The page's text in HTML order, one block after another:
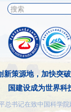
新策源地，加快突
国建设成为世界科
书记在致中国科学院